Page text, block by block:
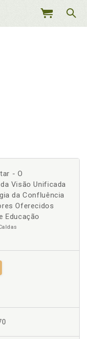
MEU
- O
Visão Unificada
da Confluência
Oferecidos
Educação